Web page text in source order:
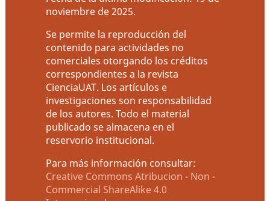
noviembre de 2025.
Se permite la reproducción del
contenido para actividades no
comerciales otorgando los créditos
correspondientes a la revista
CienciaUAT. Los artículos e
investigaciones son responsabilidad
de los autores. Todo el material
publicado se almacena en el
reservorio institucional.
Para más información consultar:
Creative Commons Atribucion - Non -
Commercial ShareAlike 4.0